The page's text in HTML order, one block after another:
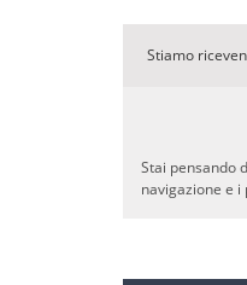
Stiamo
Stai pensando
navigazione e i